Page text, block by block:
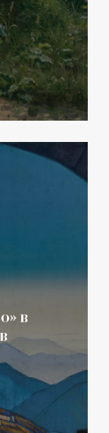
в